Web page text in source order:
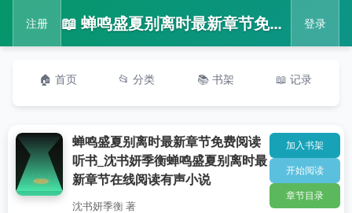
注册 📖 蝉鸣盛夏别离时最新章节免费阅读听书_沈书妍季衡蝉鸣盛夏别离时最新章节在线阅读有声小说 登录
🏠 首页 📂 分类 📚 书架 📖 记录
蝉鸣盛夏别离时最新章节免费阅读
听书_沈书妍季衡蝉鸣盛夏别离时最
新章节在线阅读有声小说
沈书妍季衡 著
加入书架
开始阅读
章节目录